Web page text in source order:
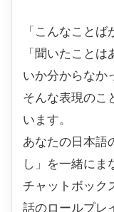
「こんなこと
「聞いたこと
いか分からなか
そんな表現のこ
います。
あなたの日本語
し」を一緒にま
チャットボック
話のロールプレ